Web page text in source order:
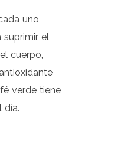
uno
el
cuerpo,
verde tiene
día.